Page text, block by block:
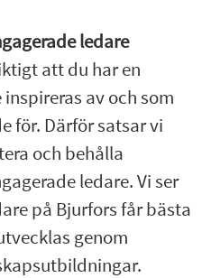
ledare
att du har en
av och som
för. Därför satsar vi
och behålla
ledare. Vi ser
på Bjurfors får bästa
genom